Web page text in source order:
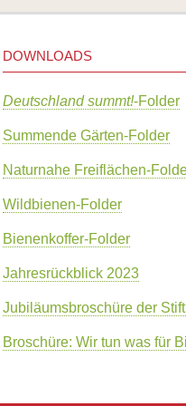
DOWNLOADS
Deutschland summt!-Folder
Summende Gärten-Folder
Naturnahe Freiflächen-
Wildbienen-Folder
Bienenkoffer-Folder
Jahresrückblick 2023
Jubiläumsbroschüre der
Broschüre: Wir tun was für